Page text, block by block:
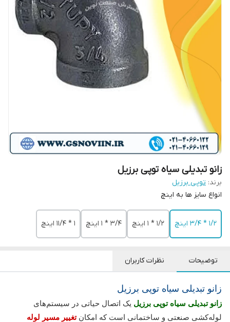
زانو تبدیلی سیاه توپی برزیل
برند: توپی برزیل
انواع سایز ها به اینچ
1/2 * 3/4 اینچ 1/2 * 1 اینچ 3/4 * 1 اینچ 1 * 11/4 اینچ
توضیحات نظرات کاربران
زانو تبدیلی سیاه توپی برزیل
زانو تبدیلی سیاه توپی برزیل یک اتصال حیاتی در سیستم‌های
لوله‌کشی صنعتی و ساختمانی است که امکانتغییر مسیر لوله